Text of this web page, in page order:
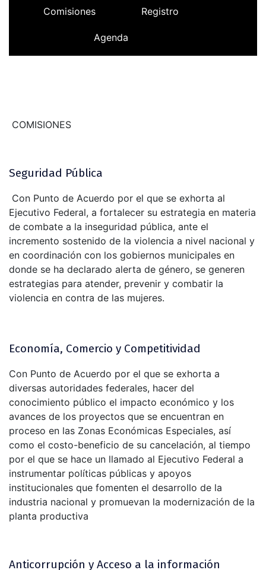
Comisiones Registro
Agenda
COMISIONES
Seguridad Pública
Con Punto de Acuerdo por el que se exhorta al
Ejecutivo Federal, a fortalecer su estrategia en materia
de combate a la inseguridad pública, ante el
incremento sostenido de la violencia a nivel nacional y
en coordinación con los gobiernos municipales en
donde se ha declarado alerta de género, se generen
estrategias para atender, prevenir y combatir la
violencia en contra de las mujeres.
Economía, Comercio y Competitividad
Con Punto de Acuerdo por el que se exhorta a
diversas autoridades federales, hacer del
conocimiento público el impacto económico y los
avances de los proyectos que se encuentran en
proceso en las Zonas Económicas Especiales, así
como el costo-beneficio de su cancelación, al tiempo
por el que se hace un llamado al Ejecutivo Federal a
instrumentar políticas públicas y apoyos
institucionales que fomenten el desarrollo de la
industria nacional y promuevan la modernización de la
planta productiva
Anticorrupción y Acceso a la información